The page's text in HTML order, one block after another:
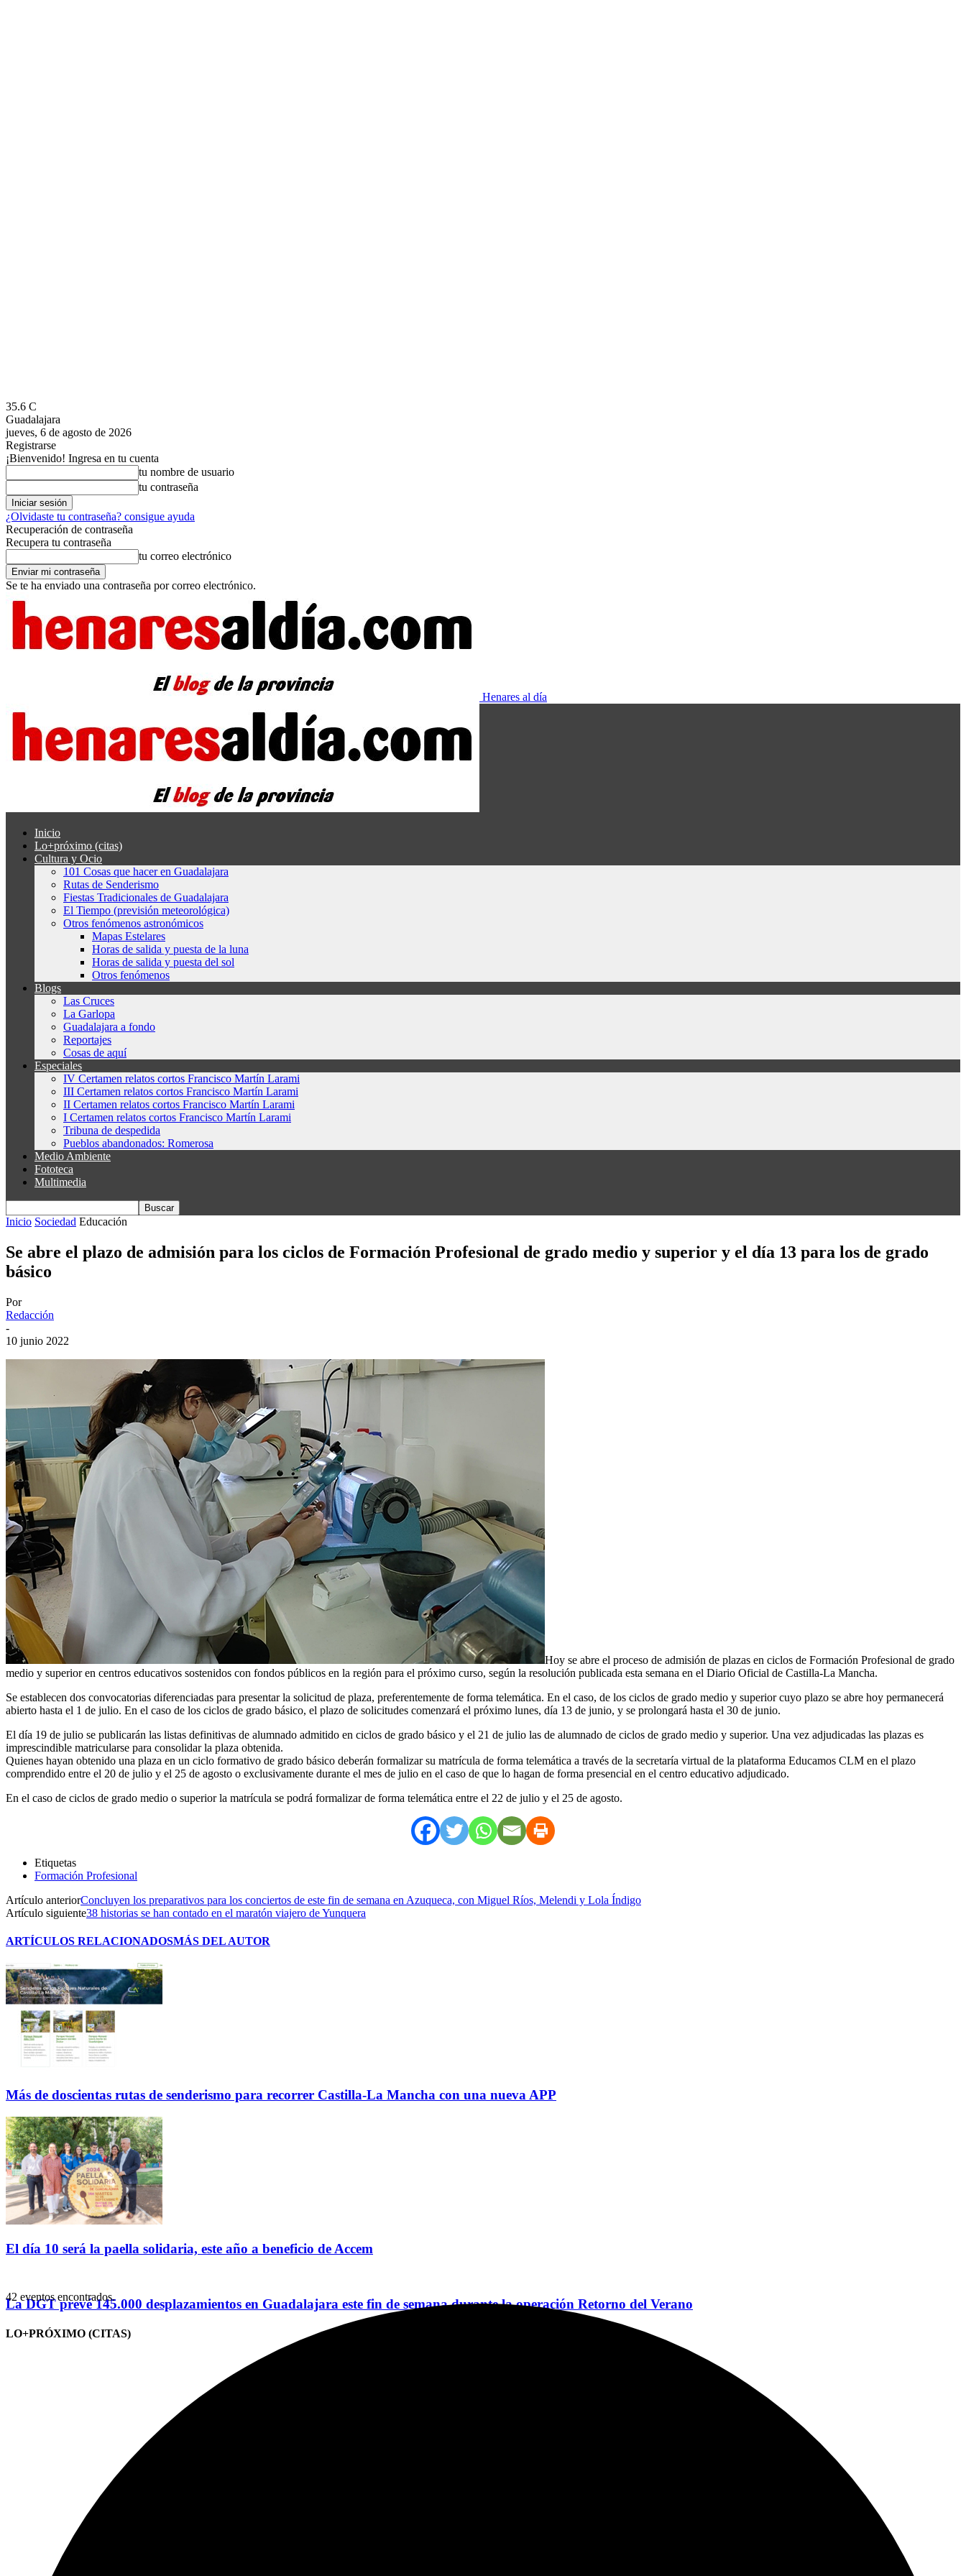
35.6 C
Guadalajara
jueves, 6 de agosto de 2026
Registrarse
¡Bienvenido! Ingresa en tu cuenta
tu nombre de usuario
tu contraseña
¿Olvidaste tu contraseña? consigue ayuda
Recuperación de contraseña
Recupera tu contraseña
tu correo electrónico
Se te ha enviado una contraseña por correo electrónico.
Henares al día
Inicio
Lo+próximo (citas)
Cultura y Ocio
101 Cosas que hacer en Guadalajara
Rutas de Senderismo
Fiestas Tradicionales de Guadalajara
El Tiempo (previsión meteorológica)
Otros fenómenos astronómicos
Mapas Estelares
Horas de salida y puesta de la luna
Horas de salida y puesta del sol
Otros fenómenos
Blogs
Las Cruces
La Garlopa
Guadalajara a fondo
Reportajes
Cosas de aquí
Especiales
IV Certamen relatos cortos Francisco Martín Larami
III Certamen relatos cortos Francisco Martín Larami
II Certamen relatos cortos Francisco Martín Larami
I Certamen relatos cortos Francisco Martín Larami
Tribuna de despedida
Pueblos abandonados: Romerosa
Medio Ambiente
Fototeca
Multimedia
Inicio Sociedad Educación
Se abre el plazo de admisión para los ciclos de Formación Profesional de grado medio y superior y el día 13 para los de grado
básico
Por
Redacción
-
10 junio 2022
Hoy se abre el proceso de admisión de plazas en ciclos de Formación Profesional de grado
medio y superior en centros educativos sostenidos con fondos públicos en la región para el próximo curso, según la resolución publicada esta semana en el Diario Oficial de Castilla-La Mancha.
Se establecen dos convocatorias diferenciadas para presentar la solicitud de plaza, preferentemente de forma telemática. En el caso, de los ciclos de grado medio y superior cuyo plazo se abre hoy permanecerá
abierto hasta el 1 de julio. En el caso de los ciclos de grado básico, el plazo de solicitudes comenzará el próximo lunes, día 13 de junio, y se prolongará hasta el 30 de junio.
El día 19 de julio se publicarán las listas definitivas de alumnado admitido en ciclos de grado básico y el 21 de julio las de alumnado de ciclos de grado medio y superior. Una vez adjudicadas las plazas es
imprescindible matricularse para consolidar la plaza obtenida.
Quienes hayan obtenido una plaza en un ciclo formativo de grado básico deberán formalizar su matrícula de forma telemática a través de la secretaría virtual de la plataforma Educamos CLM en el plazo
comprendido entre el 20 de julio y el 25 de agosto o exclusivamente durante el mes de julio en el caso de que lo hagan de forma presencial en el centro educativo adjudicado.
En el caso de ciclos de grado medio o superior la matrícula se podrá formalizar de forma telemática entre el 22 de julio y el 25 de agosto.
Etiquetas
Formación Profesional
Artículo anteriorConcluyen los preparativos para los conciertos de este fin de semana en Azuqueca, con Miguel Ríos, Melendi y Lola Índigo
Artículo siguiente38 historias se han contado en el maratón viajero de Yunquera
ARTÍCULOS RELACIONADOSMÁS DEL AUTOR
Más de doscientas rutas de senderismo para recorrer Castilla-La Mancha con una nueva APP
El día 10 será la paella solidaria, este año a beneficio de Accem
La DGT prevé 145.000 desplazamientos en Guadalajara este fin de semana durante la operación Retorno del Verano
LO+PRÓXIMO (CITAS)
42 eventos encontrados.